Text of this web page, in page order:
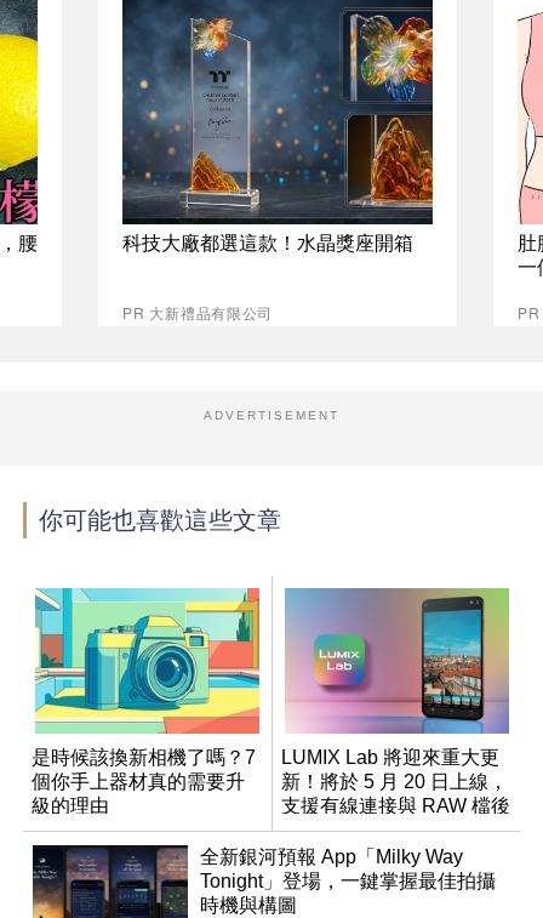
腰 科技大廠都選這款！水晶獎座開箱
PR 大新禮品有限公司
肚
一
ADVERTISEMENT
你可能也喜歡這些文章
是時候該換新相機了嗎？7
個你手上器材真的需要升
級的理由
LUMIX Lab 將迎來重大更
新！將於 5 月 20 日上線，
支援有線連接與 RAW 檔後
製
全新銀河預報 App「Milky Way
Tonight」登場，一鍵掌握最佳拍攝
時機與構圖